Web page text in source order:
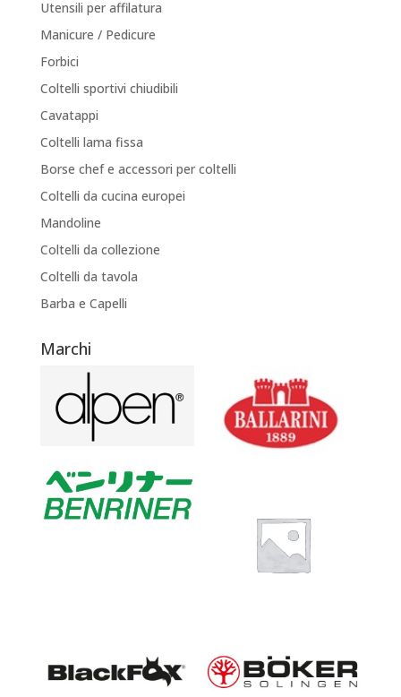
Utensili per affilatura
Manicure / Pedicure
Forbici
Coltelli sportivi chiudibili
Cavatappi
Coltelli lama fissa
Borse chef e accessori per coltelli
Coltelli da cucina europei
Mandoline
Coltelli da collezione
Coltelli da tavola
Barba e Capelli
Marchi